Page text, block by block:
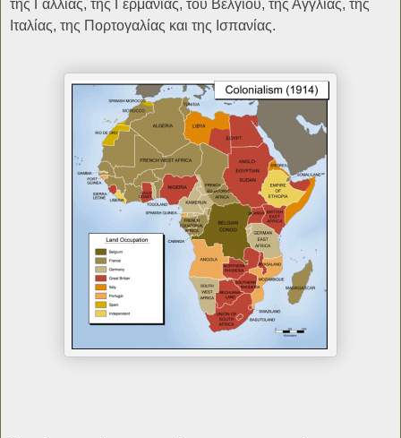
της Γαλλίας, της Γερμανίας, του Βελγίου, της Αγγλίας, της
Ιταλίας, της Πορτογαλίας και της Ισπανίας.